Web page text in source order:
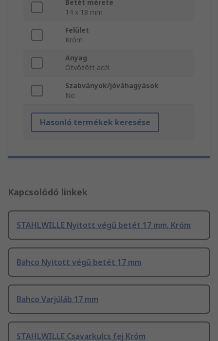
Betét mérete
14 x 18 mm
Felület
Króm
Anyag
Ötvözött acél
Szabványok/jóváhagyások
No
Hasonló termékek keresése
Kapcsolódó linkek
STAHLWILLE Nyitott végű betét 17 mm, Króm
Bahco Nyitott végű betét 17 mm
Bahco Varjúláb 17 mm
STAHLWILLE Csavarkulcs fej Króm